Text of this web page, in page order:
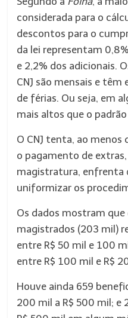
considerada para o
descontos para o
da lei representam
e 2,2% dos adicionais.
CNJ são mensais e
de férias. Ou seja, em
mais altos que o
O CNJ tenta, ao
o pagamento de
magistratura, enfrenta
uniformizar os
Os dados mostram que
magistrados (203 mil)
entre R$ 50 mil e 100
entre R$ 100 mil e R$
Houve ainda 659
200 mil a R$ 500 mil; e